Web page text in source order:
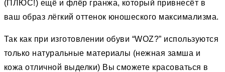
(ПЛЮС!) ещё и флёр гранжа, который привнесёт в
ваш образ лёгкий оттенок юношеского максимализма.
Так как при изготовлении обуви “WOZ?” используются
только натуральные материалы (нежная замша и
кожа отличной выделки) Вы сможете красоваться в